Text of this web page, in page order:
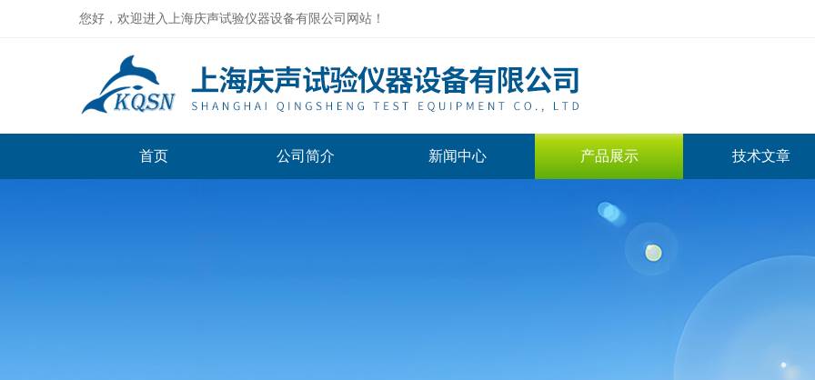
您好，欢迎进入上海庆声试验仪器设备有限公司网站！
首页 公司简介 新闻中心 产品展示 技术文章